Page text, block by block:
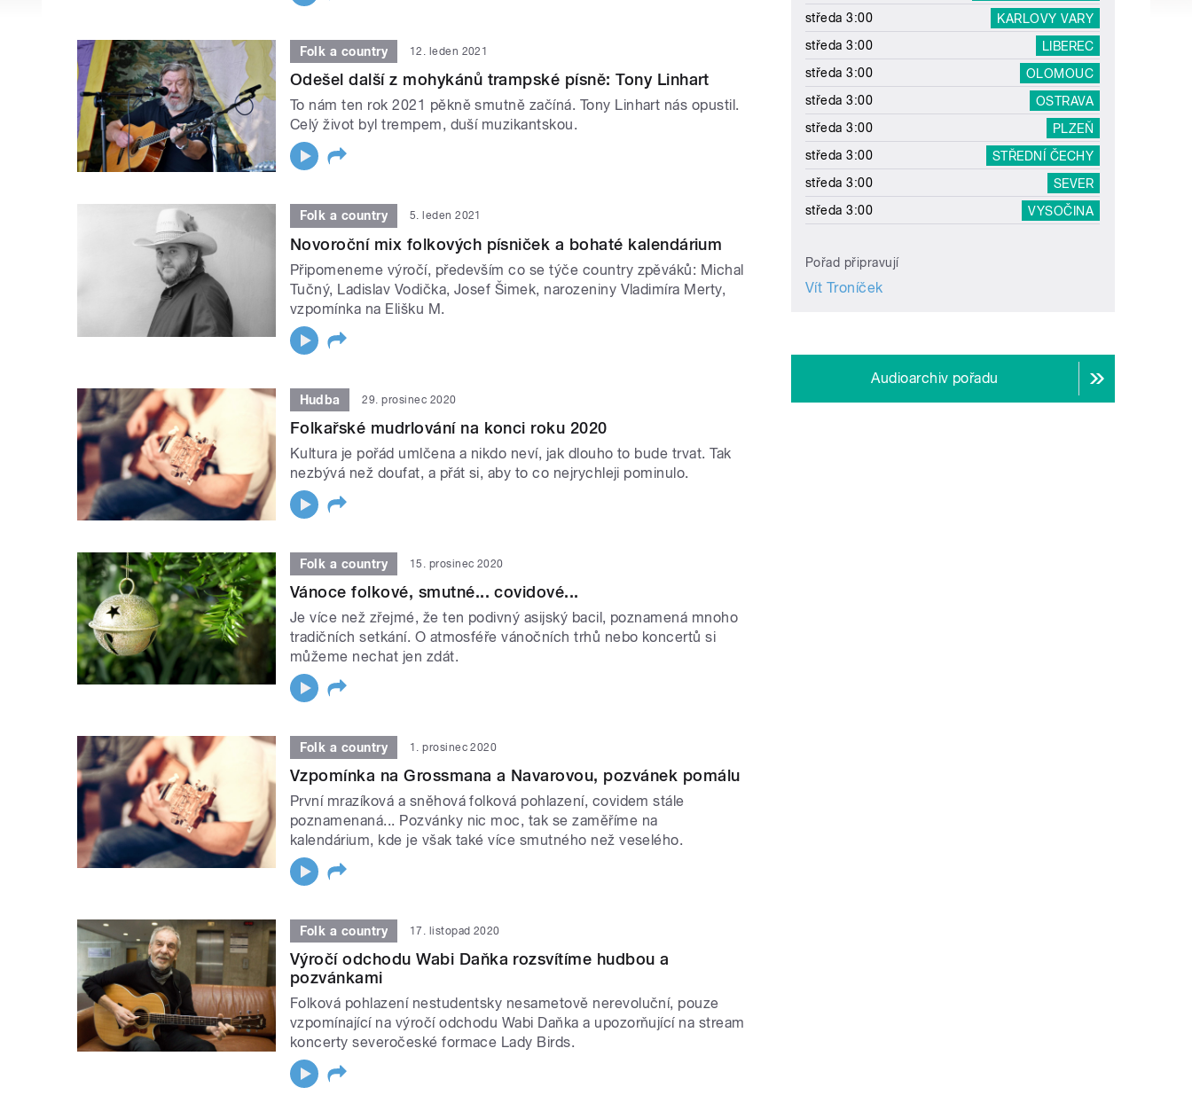
Folk a country 12. leden 2021
Odešel další z mohykánů trampské písně: Tony Linhart
To nám ten rok 2021 pěkně smutně začíná. Tony Linhart nás opustil.
Celý život byl trempem, duší muzikantskou.
Folk a country 5. leden 2021
Novoroční mix folkových písniček a bohaté kalendárium
Připomeneme výročí, především co se týče country zpěváků: Michal
Tučný, Ladislav Vodička, Josef Šimek, narozeniny Vladimíra Merty,
vzpomínka na Elišku M.
Hudba 29. prosinec 2020
Folkařské mudrlování na konci roku 2020
Kultura je pořád umlčena a nikdo neví, jak dlouho to bude trvat. Tak
nezbývá než doufat, a přát si, aby to co nejrychleji pominulo.
Folk a country 15. prosinec 2020
Vánoce folkové, smutné... covidové...
Je více než zřejmé, že ten podivný asijský bacil, poznamená mnoho
tradičních setkání. O atmosféře vánočních trhů nebo koncertů si
můžeme nechat jen zdát.
Folk a country 1. prosinec 2020
Vzpomínka na Grossmana a Navarovou, pozvánek pomálu
První mrazíková a sněhová folková pohlazení, covidem stále
poznamenaná... Pozvánky nic moc, tak se zaměříme na
kalendárium, kde je však také více smutného než veselého.
Folk a country 17. listopad 2020
Výročí odchodu Wabi Daňka rozsvítíme hudbou a
pozvánkami
Folková pohlazení nestudentsky nesametově nerevoluční, pouze
vzpomínající na výročí odchodu Wabi Daňka a upozorňující na stream
koncerty severočeské formace Lady Birds.
středa 3:00
KARLOVY VARY
středa 3:00
LIBEREC
středa 3:00
OLOMOUC
středa 3:00
OSTRAVA
středa 3:00
PLZEŇ
středa 3:00
STŘEDNÍ ČECHY
středa 3:00
SEVER
středa 3:00
VYSOČINA
Pořad připravují
Vít Troníček
Audioarchiv pořadu